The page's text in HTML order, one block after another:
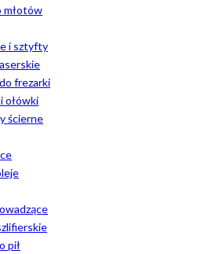
młotów
i sztyfty
frezarki
ołówki
ścierne
pił